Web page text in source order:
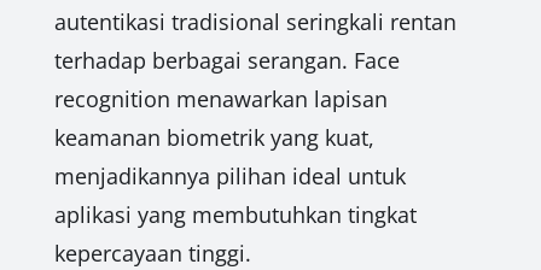
autentikasi tradisional seringkali rentan
terhadap berbagai serangan. Face
recognition menawarkan lapisan
keamanan biometrik yang kuat,
menjadikannya pilihan ideal untuk
aplikasi yang membutuhkan tingkat
kepercayaan tinggi.